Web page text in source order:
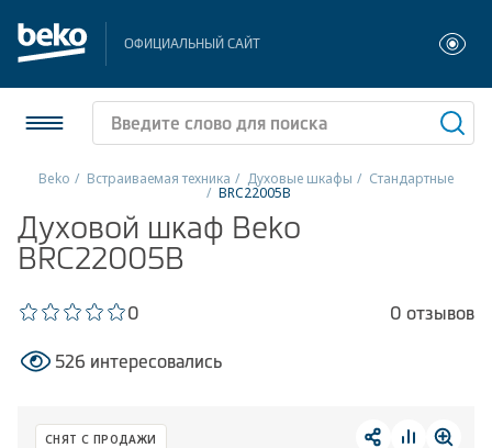
ОФИЦИАЛЬНЫЙ САЙТ
Холодильники и морозильники
Стиральные и сушильные машины
Посудомоечные машины
Плиты
Beko Встраиваемая техника Духовые шкафы Стандартные
BRC22005B
Духовой шкаф Beko
BRC22005B
0 0 отзывов
526 интересовались
СНЯТ С ПРОДАЖИ